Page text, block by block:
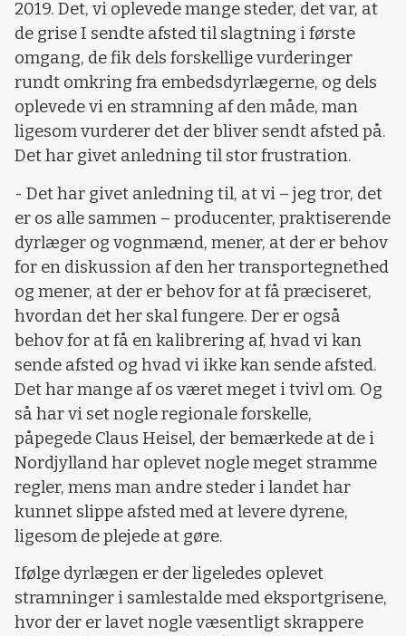
2019. Det, vi oplevede mange steder, det var, at
de grise I sendte afsted til slagtning i første
omgang, de fik dels forskellige vurderinger
rundt omkring fra embedsdyrlægerne, og dels
oplevede vi en stramning af den måde, man
ligesom vurderer det der bliver sendt afsted på.
Det har givet anledning til stor frustration.
- Det har givet anledning til, at vi – jeg tror, det
er os alle sammen – producenter, praktiserende
dyrlæger og vognmænd, mener, at der er behov
for en diskussion af den her transportegnethed
og mener, at der er behov for at få præciseret,
hvordan det her skal fungere. Der er også
behov for at få en kalibrering af, hvad vi kan
sende afsted og hvad vi ikke kan sende afsted.
Det har mange af os været meget i tvivl om. Og
så har vi set nogle regionale forskelle,
påpegede Claus Heisel, der bemærkede at de i
Nordjylland har oplevet nogle meget stramme
regler, mens man andre steder i landet har
kunnet slippe afsted med at levere dyrene,
ligesom de plejede at gøre.
Ifølge dyrlægen er der ligeledes oplevet
stramninger i samlestalde med eksportgrisene,
hvor der er lavet nogle væsentligt skrappere